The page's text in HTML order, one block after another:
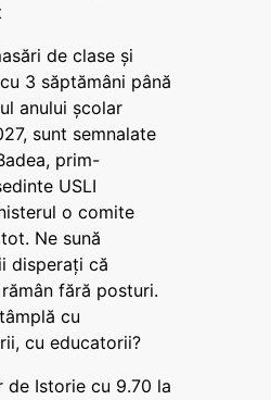
de clase și
3 săptămâni până
anului școlar
sunt semnalate
prim-
USLI
o comite
Ne sună
disperați că
fără posturi.
cu
cu educatorii?
de Istorie cu 9.70 la